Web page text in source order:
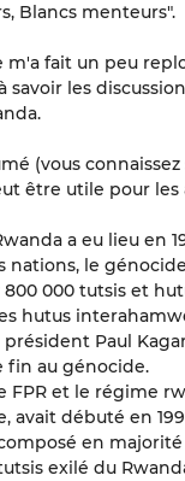
Blancs menteurs".
m'a fait un peu
savoir les
(vous
être utile pour les
a eu lieu en
nations, le
800 000 tutsis et
hutus
président Paul
fin au génocide.
FPR et le régime
avait débuté en
en
exilé du